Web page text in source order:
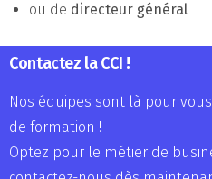
ou de directeur général
Contactez la CCI !
Nos équipes sont là pour
de formation !
Optez pour le métier de